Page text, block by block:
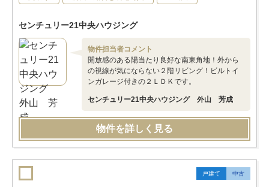
センチュリー21中央ハウジング
物件担当者コメント
開放感のある陽当たり良好な南東角地！外から
の視線が気にならない２階リビング！ビルトイ
ンガレージ付きの２ＬＤＫです。
センチュリー21中央ハウジング 外山 芳成
物件を詳しく見る
戸建て 中古